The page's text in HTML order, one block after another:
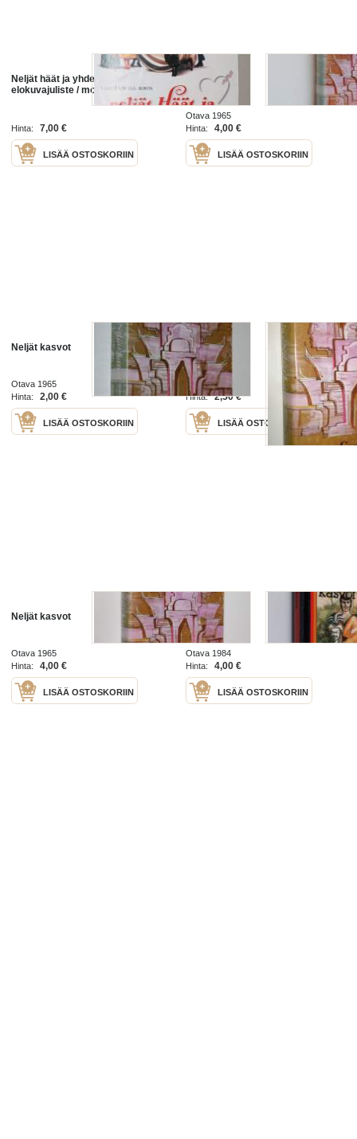
Neljät häät ja yhdet hautajaiset -
elokuvajuliste / movie poster
Hinta: 7,00 €
LISÄÄ OSTOSKORIIN
Neljät kasvot
Otava 1965
Hinta:
4,00 €
LISÄÄ OSTOSKORIIN
Neljät kasvot
Otava 1965
Hinta:
2,00 €
LISÄÄ OSTOSKORIIN
Neljät kasvot
Otava 1965
Hinta:
2,50 €
LISÄÄ OSTOSKORIIN
Neljät kasvot
Otava 1965
Hinta:
4,00 €
LISÄÄ OSTOSKORIIN
Neljät kasvot
Otava 1984
Hinta:
4,00 €
LISÄÄ OSTOSKORIIN